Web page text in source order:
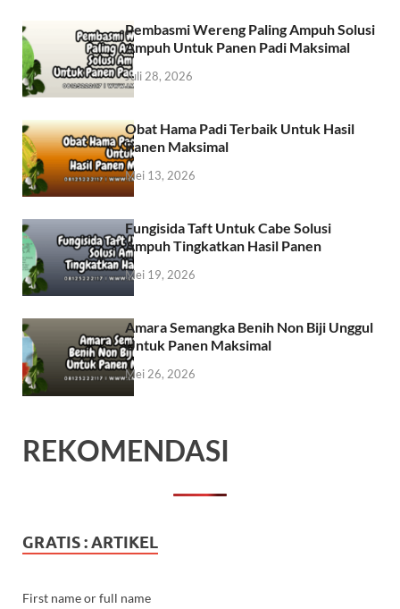
Pembasmi Wereng Paling Ampuh Solusi
Ampuh Untuk Panen Padi Maksimal
Juli 28, 2026
Obat Hama Padi Terbaik Untuk Hasil
Panen Maksimal
Mei 13, 2026
Fungisida Taft Untuk Cabe Solusi
Ampuh Tingkatkan Hasil Panen
Mei 19, 2026
Amara Semangka Benih Non Biji Unggul
Untuk Panen Maksimal
Mei 26, 2026
REKOMENDASI
GRATIS : ARTIKEL
First name or full name